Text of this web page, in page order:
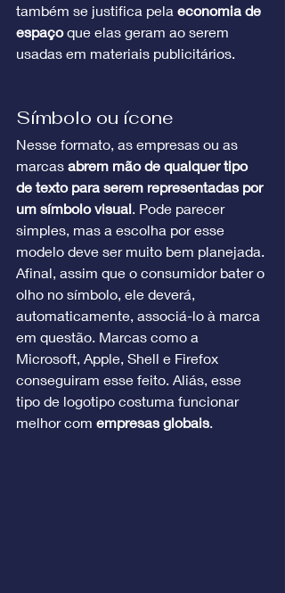
também se justifica pela economia de
espaço que elas geram ao serem
usadas em materiais publicitários.
Símbolo ou ícone
Nesse formato, as empresas ou as
marcas abrem mão de qualquer tipo
de texto para serem representadas por
um símbolo visual . Pode parecer
simples, mas a escolha por esse
modelo deve ser muito bem planejada.
Afinal, assim que o consumidor bater o
olho no símbolo, ele deverá,
automaticamente, associá-lo à marca
em questão. Marcas como a
Microsoft, Apple, Shell e Firefox
conseguiram esse feito. Aliás, esse
tipo de logotipo costuma funcionar
melhor com empresas globais.